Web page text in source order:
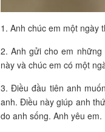
1. Anh chúc em một ngày
2. Anh gửi cho em
này và chúc em có một
3. Điều đầu tiên anh
anh. Điều này giúp anh
do anh sống. Anh yêu em.